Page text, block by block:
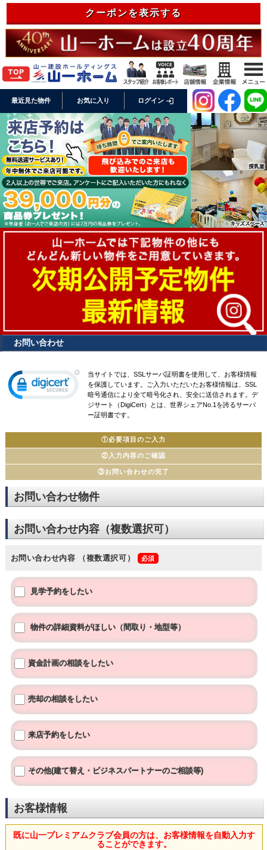
クーポンを表示する
最近見た物件 お気に入り ログイン login
お問い合わせ
当サイトでは、SSLサーバ証明書を使用して、お客様情報
を保護しています。ご入力いただいたお客様情報は、SSL
暗号通信により全て暗号化され、安全に送信されます。デ
ジサート（DigiCert）とは、世界シェアNo.1を誇るサーバ
ー証明書です。
①必要項目のご入力
②入力内容のご確認
③お問い合わせの完了
お問い合わせ物件
お問い合わせ内容（複数選択可）
お問い合わせ内容 （複数選択可）
見学予約をしたい
物件の詳細資料がほしい（間取り・地型等）
資金計画の相談をしたい
売却の相談をしたい
来店予約をしたい
その他(建て替え・ビジネスパートナーのご相談等)
お客様情報
既に山一プレミアムクラブ会員の方は、お客様情報を自動入力す
ることができます。